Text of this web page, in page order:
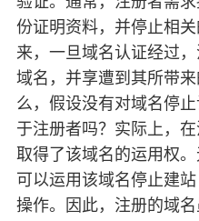
份证明资料，并停止相
来，一旦域名认证经过
域名，并享遭到其所带
么，假设没有对域名停
于注册者吗？实际上，
取得了该域名的运用权
可以运用该域名停止建
操作。因此，注册的域